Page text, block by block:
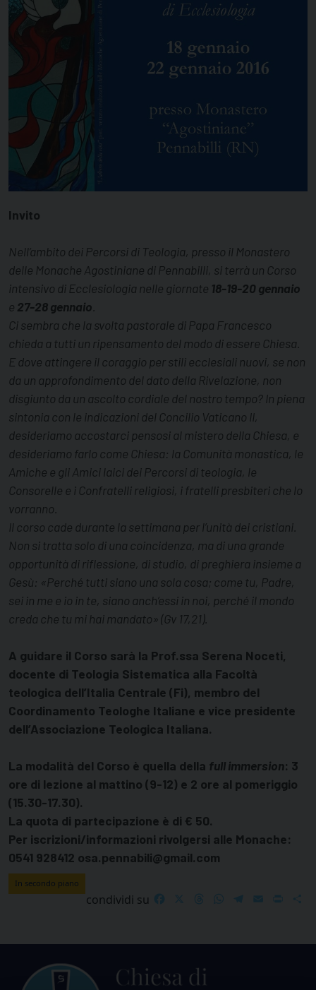
Invito
Nell’ambito dei Percorsi di Teologia, presso il Monastero
delle Monache Agostiniane di Pennabilli, si terrà un Corso
intensivo di Ecclesiologia nelle giornate 18-19-20 gennaio
e 27-28 gennaio.
Ci sembra che la svolta pastorale di Papa Francesco
chieda a tutti un ripensamento del modo di essere Chiesa.
E dove attingere il coraggio per stili ecclesiali nuovi, se non
da un approfondimento del dato della Rivelazione, non
disgiunto da un ascolto cordiale del nostro tempo? In piena
sintonia con le indicazioni del Concilio Vaticano II,
desideriamo accostarci pensosi al mistero della Chiesa, e
desideriamo farlo come Chiesa: la Comunità monastica, le
Amiche e gli Amici laici dei Percorsi di teologia, le
Consorelle e i Confratelli religiosi, i fratelli presbiteri che lo
vorranno.
Il corso cade durante la settimana per l’unità dei cristiani.
Non si tratta solo di una coincidenza, ma di una grande
opportunità di riflessione, di studio, di preghiera insieme a
Gesù: «Perché tutti siano una sola cosa; come tu, Padre,
sei in me e io in te, siano anch’essi in noi, perché il mondo
creda che tu mi hai mandato» (Gv 17,21).
A guidare il Corso sarà la Prof.ssa Serena Noceti,
docente di Teologia Sistematica alla Facoltà
teologica dell’Italia Centrale (Fi), membro del
Coordinamento Teologhe Italiane e vice presidente
dell’Associazione Teologica Italiana.
La modalità del Corso è quella della full immersion: 3
ore di lezione al mattino (9-12) e 2 ore al pomeriggio
(15.30-17.30).
La quota di partecipazione è di € 50.
Per iscrizioni/informazioni rivolgersi alle Monache:
0541 928412 osa.pennabili@gmail.com
In secondo piano
condividi su FacebookThreadsWhatsApp
Telegram
EmailPrint